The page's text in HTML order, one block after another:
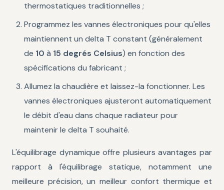
thermostatiques traditionnelles ;
Programmez les vannes électroniques pour qu'elles
maintiennent un delta T constant (généralement
de 10 à 15 degrés Celsius) en fonction des
spécifications du fabricant ;
Allumez la chaudière et laissez-la fonctionner. Les
vannes électroniques ajusteront automatiquement
le débit d'eau dans chaque radiateur pour
maintenir le delta T souhaité.
L'équilibrage dynamique offre plusieurs avantages par
rapport à l'équilibrage statique, notamment une
meilleure précision, un meilleur confort thermique et